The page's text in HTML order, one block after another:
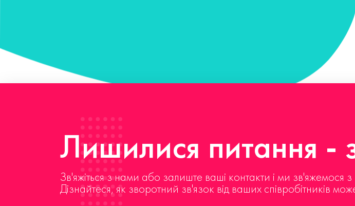
Лишилися питання -
Зв'яжіться з нами або залиште ваші контакти і ми зв'яжемося
Дізнайтеся, як зворотний зв'язок від ваших співробітників